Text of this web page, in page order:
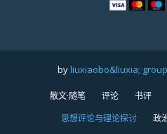
byliuxiaobo&liuxia; group
散文·随笔 评论 书评
思想评论与理论探讨
政